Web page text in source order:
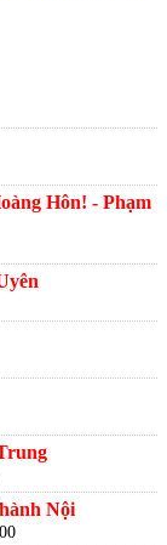
Hôn! - Phạm
Nội